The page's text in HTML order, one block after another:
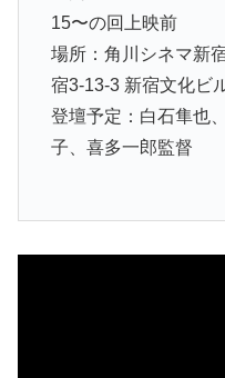
15〜の回上映前
場所：角川シネマ新
宿3-13-3 新宿文化ビ
登壇予定：白石隼也
子、喜多一郎監督